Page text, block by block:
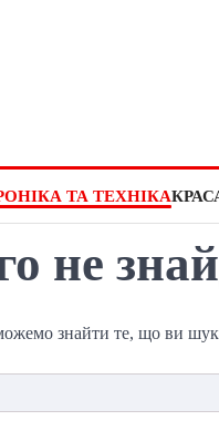
ТА ТЕХНІКА
не
знайти те, що ви